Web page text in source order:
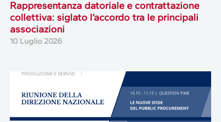
Rappresentanza datoriale e contrattazione
collettiva: siglato l’accordo tra le principali
associazioni
10 Luglio 2026